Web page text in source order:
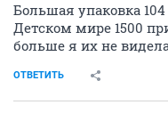
Большая упаковка
Детском мире 1500
больше я их не
ОТВЕТИТЬ